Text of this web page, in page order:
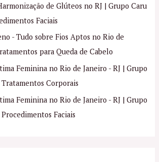
de Glúteos no RJ | Grupo Caru
Faciais
- Tudo sobre Fios Aptos no Rio de
para Queda de Cabelo
Feminina no Rio de Janeiro - RJ | Grupo
Tratamentos Corporais
Feminina no Rio de Janeiro - RJ | Grupo
Procedimentos Faciais